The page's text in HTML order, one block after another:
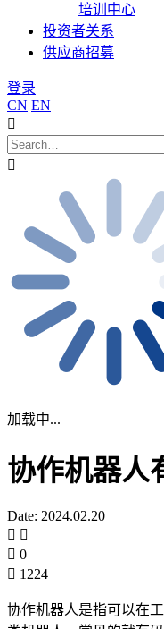
培训中心
投资者关系
供应商招募
登录
CN EN
加载中...
协作机器人
Date: 2024.02.20
0
1224
协作机器人是指可以在